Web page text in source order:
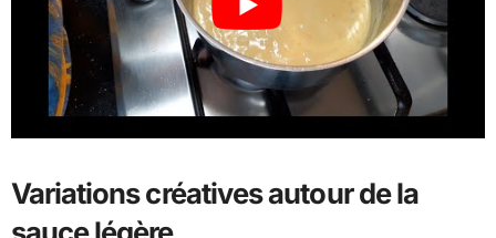
Variations créatives autour de la